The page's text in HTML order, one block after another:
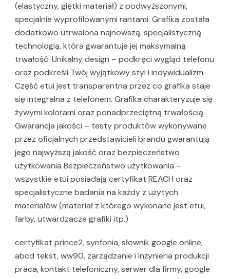
(elastyczny, giętki materiał) z podwyższonymi,
specjalnie wyprofilowanymi rantami. Grafika została
dodatkowo utrwalona najnowszą, specjalistyczną
technologią, która gwarantuje jej maksymalną
trwałość. Unikalny design – podkręci wygląd telefonu
oraz podkreśli Twój wyjątkowy styl i indywidualizm.
Część etui jest transparentna przez co grafika staje
się integralna z telefonem. Grafika charakteryzuje się
żywymi kolorami oraz ponadprzeciętną trwałością.
Gwarancja jakości – testy produktów wykonywane
przez oficjalnych przedstawicieli brandu gwarantują
jego najwyższą jakość oraz bezpieczeństwo
użytkowania Bezpieczeństwo użytkowania –
wszystkie etui posiadają certyfikat REACH oraz
specjalistyczne badania na każdy z użytych
materiałów (materiał z którego wykonane jest etui,
farby, utwardzacze grafiki itp.)
certyfikat prince2, synfonia, słownik google online,
abcd tekst, ww90, zarządzanie i inżynieria produkcji
praca, kontakt telefoniczny, serwer dla firmy, google